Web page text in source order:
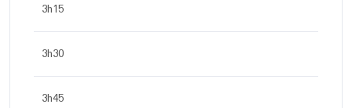
3h15
3h30
3h45